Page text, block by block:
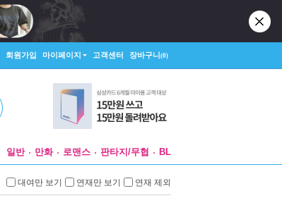
회원가입 마이페이지 고객센터 장바구니(0)
일반 만화 로맨스 판타지/무협 BL
대여만 보기 연재만 보기 연재 제외